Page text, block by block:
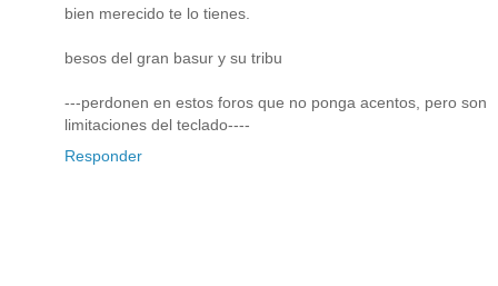
bien merecido te lo tienes.
besos del gran basur y su tribu
---perdonen en estos foros que no ponga acentos, pero son
limitaciones del teclado----
Responder